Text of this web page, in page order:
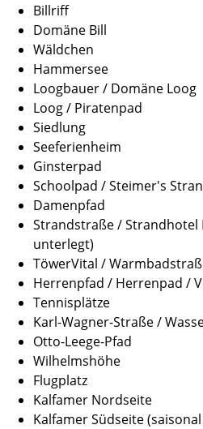
Billriff
Domäne Bill
Wäldchen
Hammersee
Loogbauer / Domäne Loog
Loog / Piratenpad
Siedlung
Seeferienheim
Ginsterpad
Schoolpad / Steimer's
Damenpfad
Strandstraße / Strandhotel
unterlegt)
TöwerVital /
Herrenpfad / Herrenpad /
Tennisplätze
Karl-Wagner-Straße /
Otto-Leege-Pfad
Wilhelmshöhe
Flugplatz
Kalfamer Nordseite
Kalfamer Südseite